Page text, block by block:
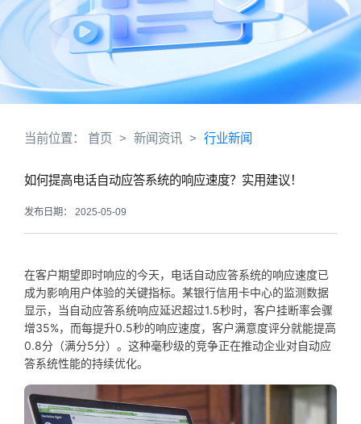
当前位置： 首页 > 新闻资讯 > 行业新闻
如何提高电话自动应答系统的响应速度？实用建议！
发布日期： 2025-05-09
在客户期望即时响应的今天，电话自动应答系统的响应速度已
成为影响用户体验的关键指标。某银行信用卡中心的监测数据
显示，当自动应答系统响应延迟超过1.5秒时，客户挂断率会骤
增35%，而每提升0.5秒的响应速度，客户满意度评分就能提高
0.8分（满分5分）。这种毫秒级的竞争正在推动企业对自动应
答系统性能的持续优化。